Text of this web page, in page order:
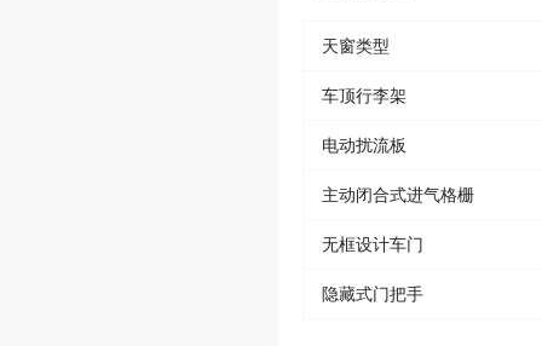
天窗类型
车顶行李架
电动扰流板
主动闭合式进气格栅
无框设计车门
隐藏式门把手